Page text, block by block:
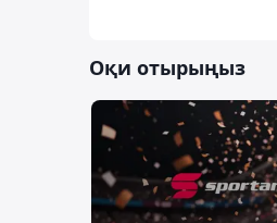
Оқи отырыңыз